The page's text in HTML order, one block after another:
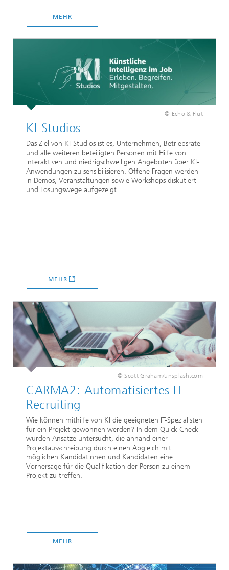
MEHR
© Echo & Flut
KI-Studios
Das Ziel von KI-Studios ist es, Unternehmen, Betriebsräte
und alle weiteren beteiligten Personen mit Hilfe von
interaktiven und niedrigschwelligen Angeboten über KI-
Anwendungen zu sensibilisieren. Offene Fragen werden
in Demos, Veranstaltungen sowie Workshops diskutiert
und Lösungswege aufgezeigt.
MEHR
© Scott Graham/unsplash.com
CARMA2: Automatisiertes IT-
Recruiting
Wie können mithilfe von KI die geeigneten IT-Spezialisten
für ein Projekt gewonnen werden? In dem Quick Check
wurden Ansätze untersucht, die anhand einer
Projektausschreibung durch einen Abgleich mit
möglichen Kandidatinnen und Kandidaten eine
Vorhersage für die Qualifikation der Person zu einem
Projekt zu treffen.
MEHR